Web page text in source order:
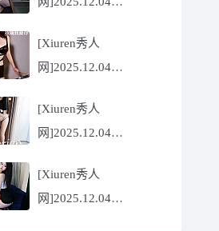
[71P/960.78MB]
[Xiuren秀人
网]2025.12.04
[86P/762.32MB]
[Xiuren秀人
网]2025.12.04
Well11[67P/745.99MB]
[Xiuren秀人
网]2025.12.04